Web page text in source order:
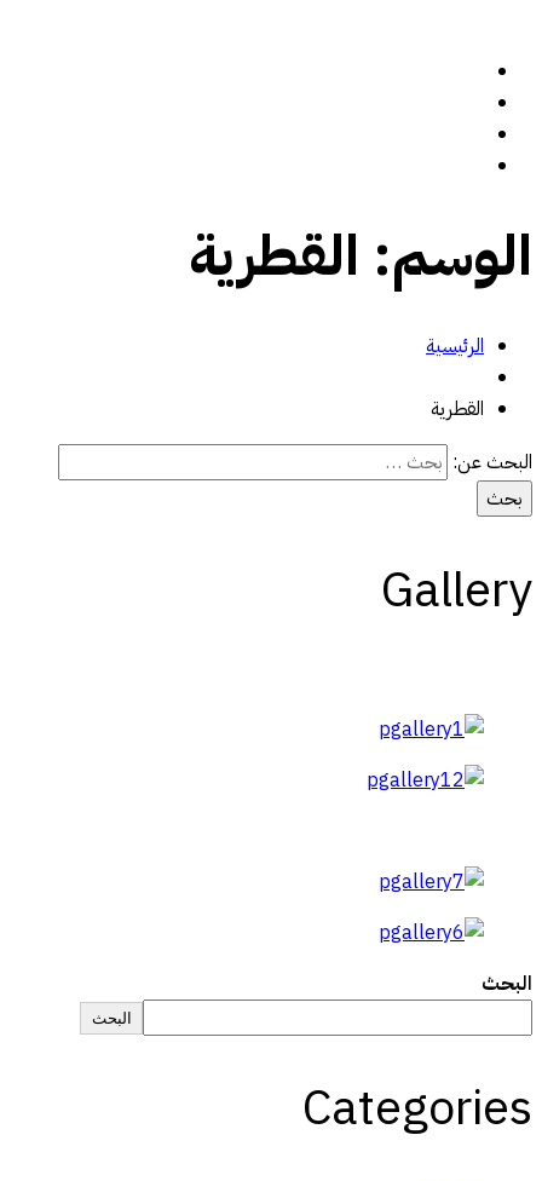
الوسم: القطرية
الرئيسية
القطرية
البحث عن:
Gallery
البحث
البحث
Categories